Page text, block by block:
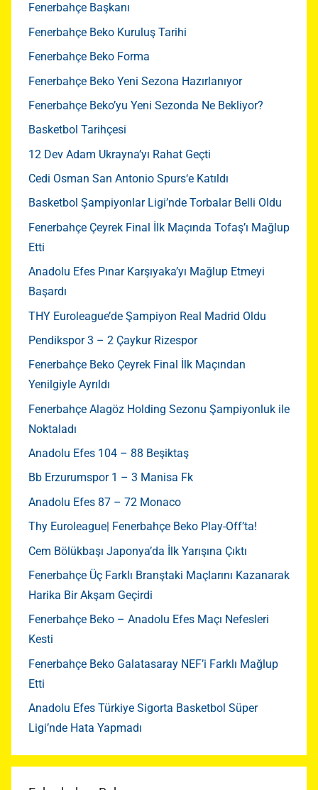
Fenerbahçe Başkanı
Fenerbahçe Beko Kuruluş Tarihi
Fenerbahçe Beko Forma
Fenerbahçe Beko Yeni Sezona Hazırlanıyor
Fenerbahçe Beko’yu Yeni Sezonda Ne Bekliyor?
Basketbol Tarihçesi
12 Dev Adam Ukrayna’yı Rahat Geçti
Cedi Osman San Antonio Spurs‘e Katıldı
Basketbol Şampiyonlar Ligi’nde Torbalar Belli Oldu
Fenerbahçe Çeyrek Final İlk Maçında Tofaş’ı Mağlup
Etti
Anadolu Efes Pınar Karşıyaka’yı Mağlup Etmeyi
Başardı
THY Euroleague’de Şampiyon Real Madrid Oldu
Pendikspor 3 – 2 Çaykur Rizespor
Fenerbahçe Beko Çeyrek Final İlk Maçından
Yenilgiyle Ayrıldı
Fenerbahçe Alagöz Holding Sezonu Şampiyonluk ile
Noktaladı
Anadolu Efes 104 – 88 Beşiktaş
Bb Erzurumspor 1 – 3 Manisa Fk
Anadolu Efes 87 – 72 Monaco
Thy Euroleague| Fenerbahçe Beko Play-Off’ta!
Cem Bölükbaşı Japonya’da İlk Yarışına Çıktı
Fenerbahçe Üç Farklı Branştaki Maçlarını Kazanarak
Harika Bir Akşam Geçirdi
Fenerbahçe Beko – Anadolu Efes Maçı Nefesleri
Kesti
Fenerbahçe Beko Galatasaray NEF’i Farklı Mağlup
Etti
Anadolu Efes Türkiye Sigorta Basketbol Süper
Ligi’nde Hata Yapmadı